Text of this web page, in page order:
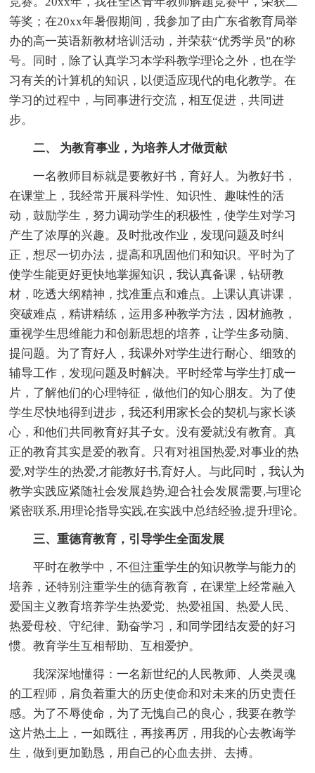
等奖；在20xx年暑假期间，我参加了由广东省教育局举
办的高一英语新教材培训活动，并荣获“优秀学员”的称
号。同时，除了认真学习本学科教学理论之外，也在学
习有关的计算机的知识，以便适应现代的电化教学。在
学习的过程中，与同事进行交流，相互促进，共同进
步。
二、 为教育事业，为培养人才做贡献
一名教师目标就是要教好书，育好人。为教好书，
在课堂上，我经常开展科学性、知识性、趣味性的活
动，鼓励学生，努力调动学生的积极性，使学生对学习
产生了浓厚的兴趣。及时批改作业，发现问题及时纠
正，想尽一切办法，提高和巩固他们和知识。平时为了
使学生能更好更快地掌握知识，我认真备课，钻研教
材，吃透大纲精神，找准重点和难点。上课认真讲课，
突破难点，精讲精练，运用多种教学方法，因材施教，
重视学生思维能力和创新思想的培养，让学生多动脑、
提问题。为了育好人，我课外对学生进行耐心、细致的
辅导工作，发现问题及时解决。平时经常与学生打成一
片，了解他们的心理特征，做他们的知心朋友。为了使
学生尽快地得到进步，我还利用家长会的契机与家长谈
心，和他们共同教育好其子女。没有爱就没有教育。真
正的教育其实是爱的教育。只有对祖国热爱,对事业的热
爱,对学生的热爱,才能教好书,育好人。与此同时，我认为
教学实践应紧随社会发展趋势,迎合社会发展需要,与理论
紧密联系,用理论指导实践,在实践中总结经验,提升理论。
三、重德育教育，引导学生全面发展
平时在教学中，不但注重学生的知识教学与能力的
培养，还特别注重学生的德育教育，在课堂上经常融入
爱国主义教育培养学生热爱党、热爱祖国、热爱人民、
热爱母校、守纪律、勤奋学习，和同学团结友爱的好习
惯。教育学生互相帮助、互相爱护。
我深深地懂得：一名新世纪的人民教师、人类灵魂
的工程师，肩负着重大的历史使命和对未来的历史责任
感。为了不辱使命，为了无愧自己的良心，我要在教学
这片热土上，一如既往，再接再厉，用我的心去教诲学
生，做到更加勤恳，用自己的心血去拼、去搏。